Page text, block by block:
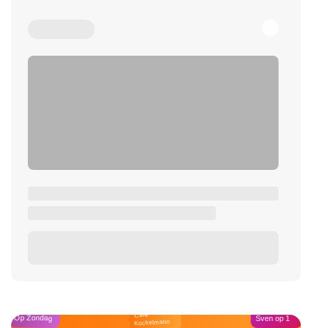
Op Zondag Café
Kockelmann Sven op 1